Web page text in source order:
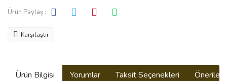
Ürün Paylaş :
Karşılaştır
Ürün Bilgisi Yorumlar Taksit Seçenekleri